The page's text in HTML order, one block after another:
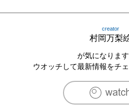
creator
村岡万梨
が気になりま
ウオッチして最新情報をチ